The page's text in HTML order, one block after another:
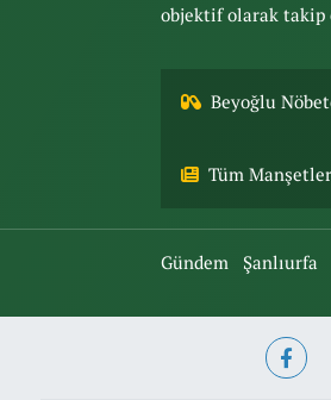
objektif olarak
Beyoğlu
Tüm Manşetler
Gündem Şanlıurfa